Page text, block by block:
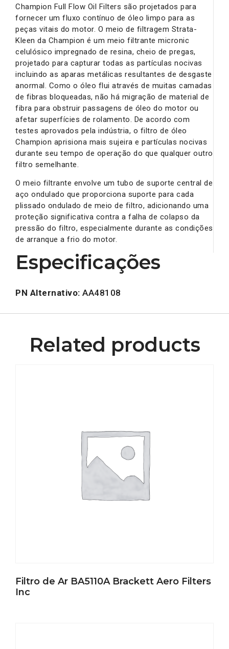
Champion Full Flow Oil Filters são projetados para
fornecer um fluxo contínuo de óleo limpo para as
peças vitais do motor. O meio de filtragem Strata-
Kleen da Champion é um meio filtrante micronic
celulósico impregnado de resina, cheio de pregas,
projetado para capturar todas as partículas nocivas
incluindo as aparas metálicas resultantes de desgaste
anormal. Como o óleo flui através de muitas camadas
de fibras bloqueadas, não há migração de material de
fibra para obstruir passagens de óleo do motor ou
afetar superfícies de rolamento. De acordo com
testes aprovados pela indústria, o filtro de óleo
Champion aprisiona mais sujeira e partículas nocivas
durante seu tempo de operação do que qualquer outro
filtro semelhante.
O meio filtrante envolve um tubo de suporte central de
aço ondulado que proporciona suporte para cada
plissado ondulado de meio de filtro, adicionando uma
proteção significativa contra a falha de colapso da
pressão do filtro, especialmente durante as condições
de arranque a frio do motor.
Especificações
PN Alternativo: AA48108
Related products
Filtro de Ar BA5110A Brackett Aero Filters
Inc